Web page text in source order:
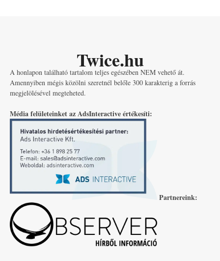
Twice.hu
A honlapon található tartalom teljes egészében NEM vehető át.
Amennyiben mégis közölni szeretnél belőle 300 karakterig a forrás
megjelölésével megteheted.
Média felületeinket az AdsInteractive értékesíti:
Partnereink: